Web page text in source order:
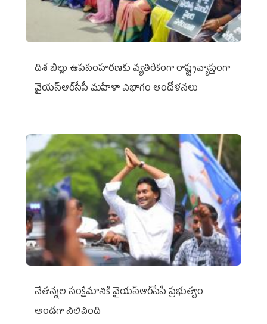
దిశ బిల్లు ఉపసంహరణకు వ్యతిరేకంగా రాష్ట్రవ్యాప్తంగా
వైయ‌స్ఆర్‌సీపీ మహిళా విభాగం ఆందోళనలు
నేతన్నల సంక్షేమానికి వైయ‌స్ఆర్‌సీపీ ప్రభుత్వం
అండగా నిలిచింది